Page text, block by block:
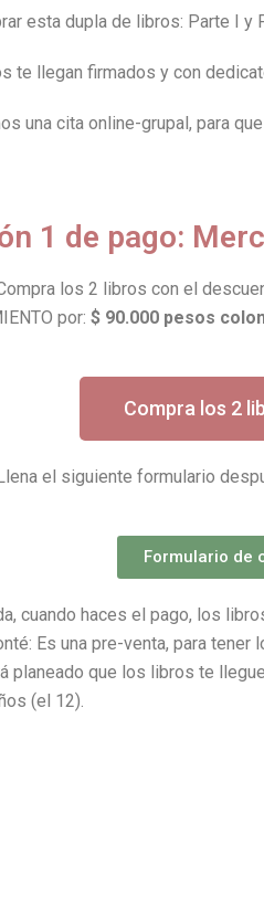
esta dupla de libros: Parte I y
te llegan firmados y con
una cita online-grupal, para
1 de pago:
los 2 libros con el
por: $ 90.000 pesos
Compra los 2
el siguiente formulario
Formulario de
cuando haces el pago, los
Es una pre-venta, para
planeado que los libros te
(el 12).